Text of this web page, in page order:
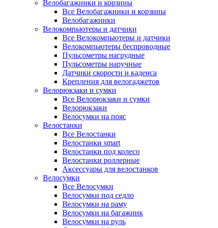
Велобагажники и корзины
Все Велобагажники и корзины
Велобагажники
Велокомпьютеры и датчики
Все Велокомпьютеры и датчики
Велокомпьютеры беспроводные
Пульсометры нагрудные
Пульсометры наручные
Датчики скорости и каденса
Крепления для велогаджетов
Велорюкзаки и сумки
Все Велорюкзаки и сумки
Велорюкзаки
Велосумки на пояс
Велостанки
Все Велостанки
Велостанки smart
Велостанки под колесо
Велостанки роллерные
Аксессуары для велостанков
Велосумки
Все Велосумки
Велосумки под седло
Велосумки на раму
Велосумки на багажник
Велосумки на руль